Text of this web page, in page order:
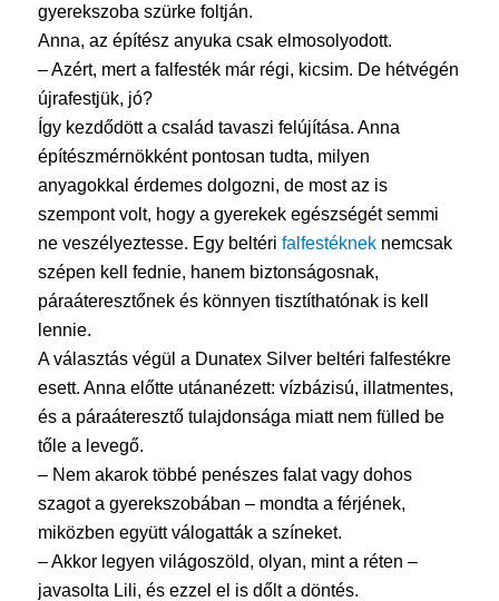
gyerekszoba szürke foltján.
Anna, az építész anyuka csak elmosolyodott.
– Azért, mert a falfesték már régi, kicsim. De hétvégén
újrafestjük, jó?
Így kezdődött a család tavaszi felújítása. Anna
építészmérnökként pontosan tudta, milyen
anyagokkal érdemes dolgozni, de most az is
szempont volt, hogy a gyerekek egészségét semmi
ne veszélyeztesse. Egy beltéri falfestékneknemcsak
szépen kell fednie, hanem biztonságosnak,
páraáteresztőnek és könnyen tisztíthatónak is kell
lennie.
A választás végül a Dunatex Silver beltéri falfestékre
esett. Anna előtte utánanézett: vízbázisú, illatmentes,
és a páraáteresztő tulajdonsága miatt nem fülled be
tőle a levegő.
– Nem akarok többé penészes falat vagy dohos
szagot a gyerekszobában – mondta a férjének,
miközben együtt válogatták a színeket.
– Akkor legyen világoszöld, olyan, mint a réten –
javasolta Lili, és ezzel el is dőlt a döntés.